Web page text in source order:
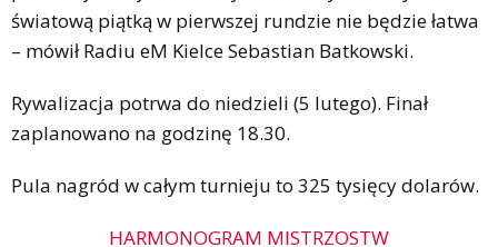
światową piątką w pierwszej rundzie nie będzie łatwa
– mówił Radiu eM Kielce Sebastian Batkowski.
Rywalizacja potrwa do niedzieli (5 lutego). Finał
zaplanowano na godzinę 18.30.
Pula nagród w całym turnieju to 325 tysięcy dolarów.
HARMONOGRAM MISTRZOSTW